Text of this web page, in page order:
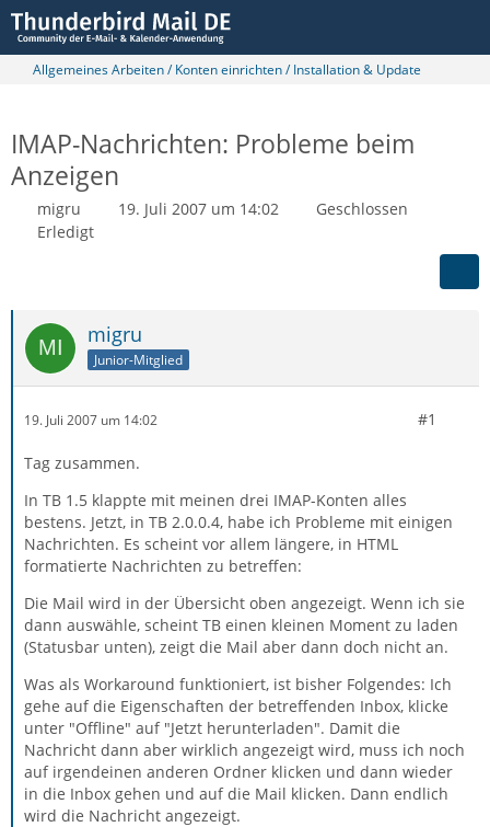
Allgemeines Arbeiten / Konten einrichten / Installation & Update
IMAP-Nachrichten: Probleme beim
Anzeigen
migru 19. Juli 2007 um 14:02
Geschlossen
Erledigt
migru
Junior-Mitglied
19. Juli 2007 um 14:02 #1
Tag zusammen.
In TB 1.5 klappte mit meinen drei IMAP-Konten alles
bestens. Jetzt, in TB 2.0.0.4, habe ich Probleme mit einigen
Nachrichten. Es scheint vor allem längere, in HTML
formatierte Nachrichten zu betreffen:
Die Mail wird in der Übersicht oben angezeigt. Wenn ich sie
dann auswähle, scheint TB einen kleinen Moment zu laden
(Statusbar unten), zeigt die Mail aber dann doch nicht an.
Was als Workaround funktioniert, ist bisher Folgendes: Ich
gehe auf die Eigenschaften der betreffenden Inbox, klicke
unter "Offline" auf "Jetzt herunterladen". Damit die
Nachricht dann aber wirklich angezeigt wird, muss ich noch
auf irgendeinen anderen Ordner klicken und dann wieder
in die Inbox gehen und auf die Mail klicken. Dann endlich
wird die Nachricht angezeigt.